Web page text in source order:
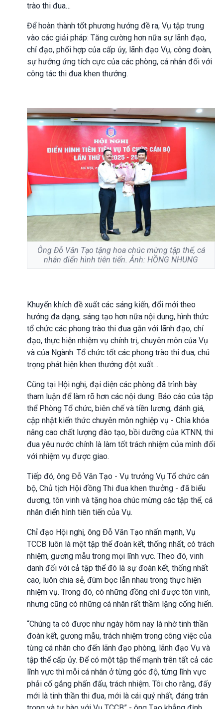
trào thi đua…
Để hoàn thành tốt phương hướng đề ra, Vụ tập trung
vào các giải pháp: Tăng cường hơn nữa sự lãnh đạo,
chỉ đạo, phối hợp của cấp ủy, lãnh đạo Vụ, công đoàn,
sự hưởng ứng tích cực của các phòng, cá nhân đối với
công tác thi đua khen thưởng.
Ông Đỗ Văn Tạo tặng hoa chúc mừng tập thể, cá
nhân điển hình tiên tiến. Ảnh: HỒNG NHUNG
Khuyến khích đề xuất các sáng kiến, đổi mới theo
hướng đa dạng, sáng tạo hơn nữa nội dung, hình thức
tổ chức các phong trào thi đua gắn với lãnh đạo, chỉ
đạo, thực hiện nhiệm vụ chính trị, chuyên môn của Vụ
và của Ngành. Tổ chức tốt các phong trào thi đua; chú
trọng phát hiện khen thưởng đột xuất…
Cũng tại Hội nghị, đại diện các phòng đã trình bày
tham luận để làm rõ hơn các nội dung: Báo cáo của tập
thể Phòng Tổ chức, biên chế và tiền lương; đánh giá,
cập nhật kiến thức chuyên môn nghiệp vụ - Chìa khóa
nâng cao chất lượng đào tạo, bồi dưỡng của KTNN; thi
đua yêu nước chính là làm tốt trách nhiệm của mình đối
với nhiệm vụ được giao.
Tiếp đó, ông Đỗ Văn Tạo - Vụ trưởng Vụ Tổ chức cán
bộ, Chủ tịch Hội đồng Thi đua khen thưởng - đã biểu
dương, tôn vinh và tặng hoa chúc mừng các tập thể, cá
nhân điển hình tiên tiến của Vụ.
Chỉ đạo Hội nghị, ông Đỗ Văn Tạo nhấn mạnh, Vụ
TCCB luôn là một tập thể đoàn kết, thống nhất, có trách
nhiệm, gương mẫu trong mọi lĩnh vực. Theo đó, vinh
danh đối với cả tập thể đó là sự đoàn kết, thống nhất
cao, luôn chia sẻ, đùm bọc lẫn nhau trong thực hiện
nhiệm vụ. Trong đó, có những đồng chí được tôn vinh,
nhưng cũng có những cá nhân rất thầm lặng cống hiến.
“Chúng ta có được như ngày hôm nay là nhờ tinh thần
đoàn kết, gương mẫu, trách nhiệm trong công việc của
từng cá nhân cho đến lãnh đạo phòng, lãnh đạo Vụ và
tập thể cấp ủy. Để có một tập thể mạnh trên tất cả các
lĩnh vực thì mỗi cá nhân ở từng góc độ, từng lĩnh vực
phải cố gắng phấn đấu, trách nhiệm. Tôi cho rằng, đấy
mới là tinh thần thi đua, mới là cái quý nhất, đáng trân